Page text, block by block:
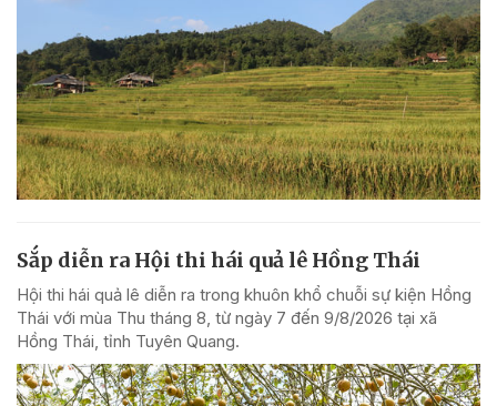
Sắp diễn ra Hội thi hái quả lê Hồng Thái
Hội thi hái quả lê diễn ra trong khuôn khổ chuỗi sự kiện Hồng
Thái với mùa Thu tháng 8, từ ngày 7 đến 9/8/2026 tại xã
Hồng Thái, tỉnh Tuyên Quang.